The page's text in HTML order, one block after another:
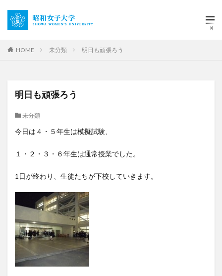
HOME 未分類 明日も頑張ろう
明日も頑張ろう
未分類
今日は４・５年生は模擬試験、
１・２・３・６年生は通常授業でした。
1日が終わり、生徒たちが下校していきます。